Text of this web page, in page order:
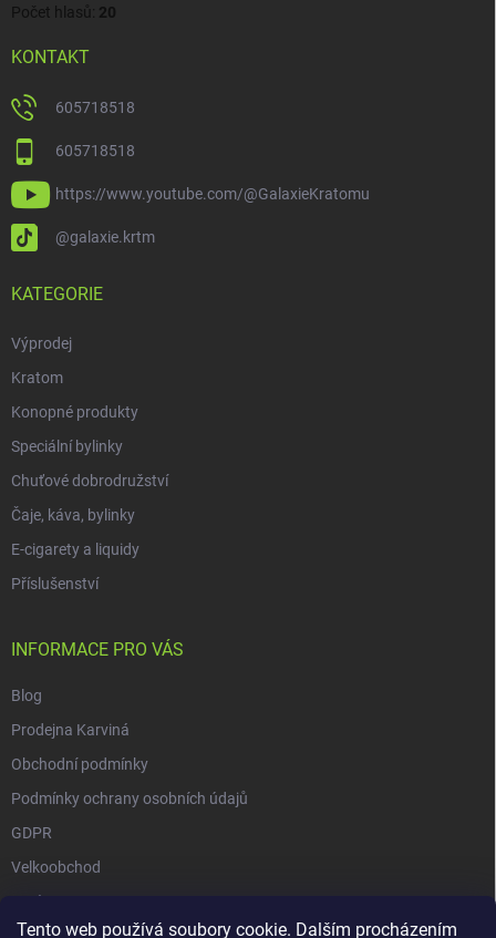
Tento web používá soubory cookie. Dalším procházením
Počet hlasů: 20
KONTAKT
605718518
605718518
https://www.youtube.com/@GalaxieKratomu
@galaxie.krtm
KATEGORIE
Výprodej
Kratom
Konopné produkty
Speciální bylinky
Chuťové dobrodružství
Čaje, káva, bylinky
E-cigarety a liquidy
Příslušenství
INFORMACE PRO VÁS
Blog
Prodejna Karviná
Obchodní podmínky
Podmínky ochrany osobních údajů
GDPR
Velkoobchod
O nás